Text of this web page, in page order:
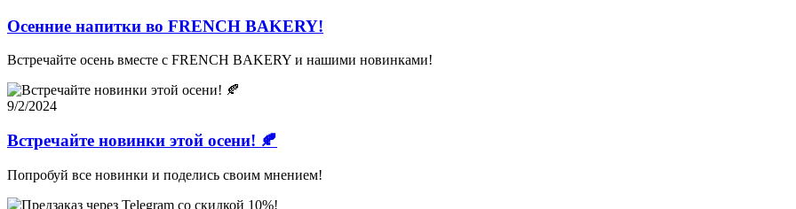
Осенние напитки во FRENCH BAKERY!
Встречайте осень вместе с FRENCH BAKERY и нашими новинками!
9/2/2024
Встречайте новинки этой осени! 🍂
Попробуй все новинки и поделись своим мнением!